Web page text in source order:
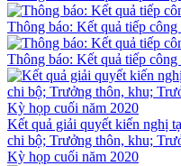
Thông báo: Kết quả tiếp
Thông báo: Kết quả tiếp
Kết quả giải quyết kiến nghị
chi bộ; Trưởng thôn, khu;
Kỳ họp cuối năm 2020